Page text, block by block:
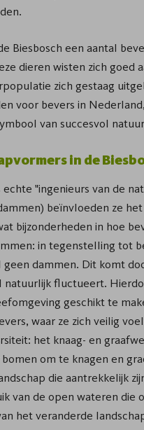
Biesbosch een aantal
dieren wisten zich goed
zich gestaag
voor bevers in
van succesvol
in de
echte "ingenieurs van de
beïnvloeden ze
bijzonderheden in hoe
in tegenstelling tot
geen dammen. Dit komt
fluctueert.
geschikt te
waar ze zich veilig
het knaag- en
om te knagen en
die aantrekkelijk
van de open wateren
het veranderde